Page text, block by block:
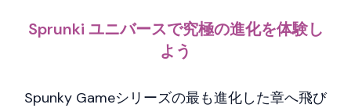
Sprunki ユニバースで究極の進化を体験し
よう
Spunky Gameシリーズの最も進化した章へ飛び